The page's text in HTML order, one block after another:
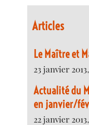
Articles
Le Maître et
23 janvier
Actualité du
en janvier/
22 janvier